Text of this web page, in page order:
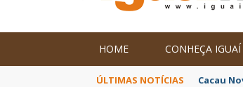
HOME CONHEÇA IGUAÍ
ÚLTIMAS NOTÍCIAS Cacau